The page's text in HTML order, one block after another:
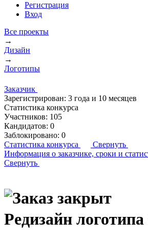
Регистрация
Вход
Все проекты
→
Дизайн
→
Логотипы
Заказчик
Зарегистрирован: 3 года и 10 месяцев
Статистика конкурса
Участников: 105
Кандидатов: 0
Заблокировано: 0
Статистика конкурса
Свернуть
Информация о заказчике, сроки и
Свернуть
Редизайн